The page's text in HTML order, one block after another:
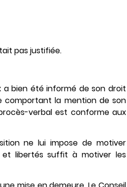
pas justifiée.
a bien été informé de son droit
comportant la mention de son
verbal est conforme aux
ne lui impose de motiver
et libertés suffit à motiver les